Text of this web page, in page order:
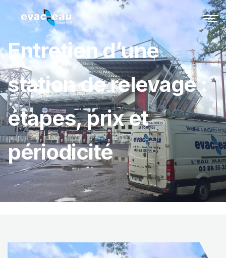
Entretien d’une
station de relevage :
étapes, prix et
périodicité